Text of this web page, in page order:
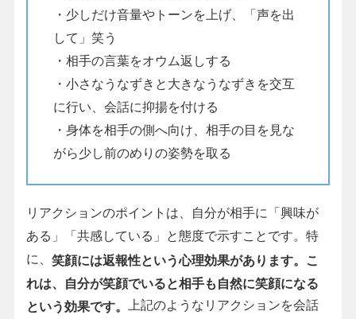
・少しだけ音量やトーンを上げ、「声を出
して」笑う
・相手の言葉をオウム返しする
・小さなうなずきと大きなうなずきを交互
に行い、会話に抑揚を付ける
・身体を相手の側へ向け、相手の目を見な
がら少し前のめりの姿勢を取る
リアクションのポイントは、自分が相手に「興味が
ある」「共感している」と態度で示すことです。特
に、 笑顔には返報性という心理効果があります。こ
れは、自分が笑顔でいると相手も自然に笑顔になる
という効果です。
上記のようなリアクションを会話